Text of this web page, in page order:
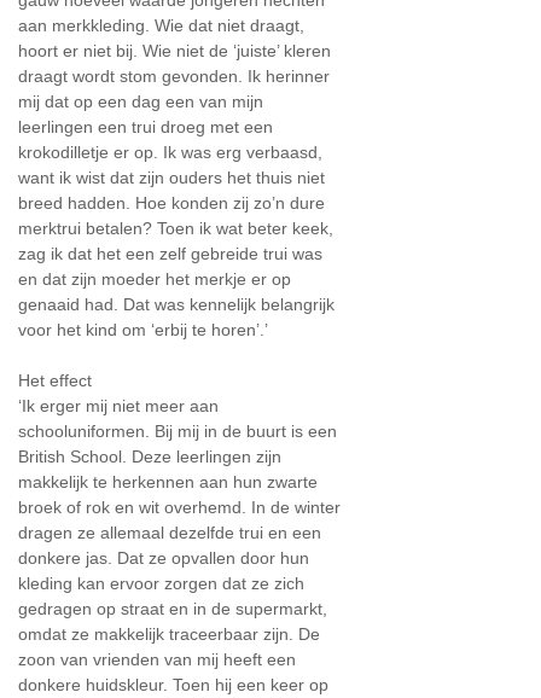
aan merkkleding. Wie dat niet draagt,
hoort er niet bij. Wie niet de ‘juiste’ kleren
draagt wordt stom gevonden. Ik herinner
mij dat op een dag een van mijn
leerlingen een trui droeg met een
krokodilletje er op. Ik was erg verbaasd,
want ik wist dat zijn ouders het thuis niet
breed hadden. Hoe konden zij zo’n dure
merktrui betalen? Toen ik wat beter keek,
zag ik dat het een zelf gebreide trui was
en dat zijn moeder het merkje er op
genaaid had. Dat was kennelijk belangrijk
voor het kind om ‘erbij te horen’.’
Het effect
‘Ik erger mij niet meer aan
schooluniformen. Bij mij in de buurt is een
British School. Deze leerlingen zijn
makkelijk te herkennen aan hun zwarte
broek of rok en wit overhemd. In de winter
dragen ze allemaal dezelfde trui en een
donkere jas. Dat ze opvallen door hun
kleding kan ervoor zorgen dat ze zich
gedragen op straat en in de supermarkt,
omdat ze makkelijk traceerbaar zijn. De
zoon van vrienden van mij heeft een
donkere huidskleur. Toen hij een keer op